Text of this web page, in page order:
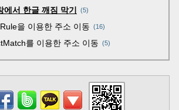
서 한글 깨짐 막기 5
을 이용한 주소 이동 16
를 이용한 주소 이동 5